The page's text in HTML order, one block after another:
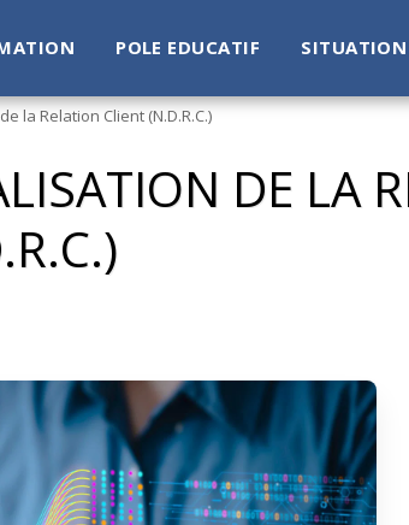
POLE EDUCATIF
la Relation Client (N.D.R.C.)
DE LA